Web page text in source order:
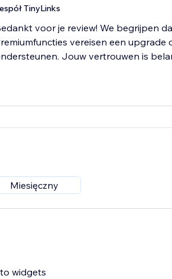
TinyLinks
voor je review! We begrijpen
vereisen een
Jouw vertrouwen is
Miesięczny
widgets